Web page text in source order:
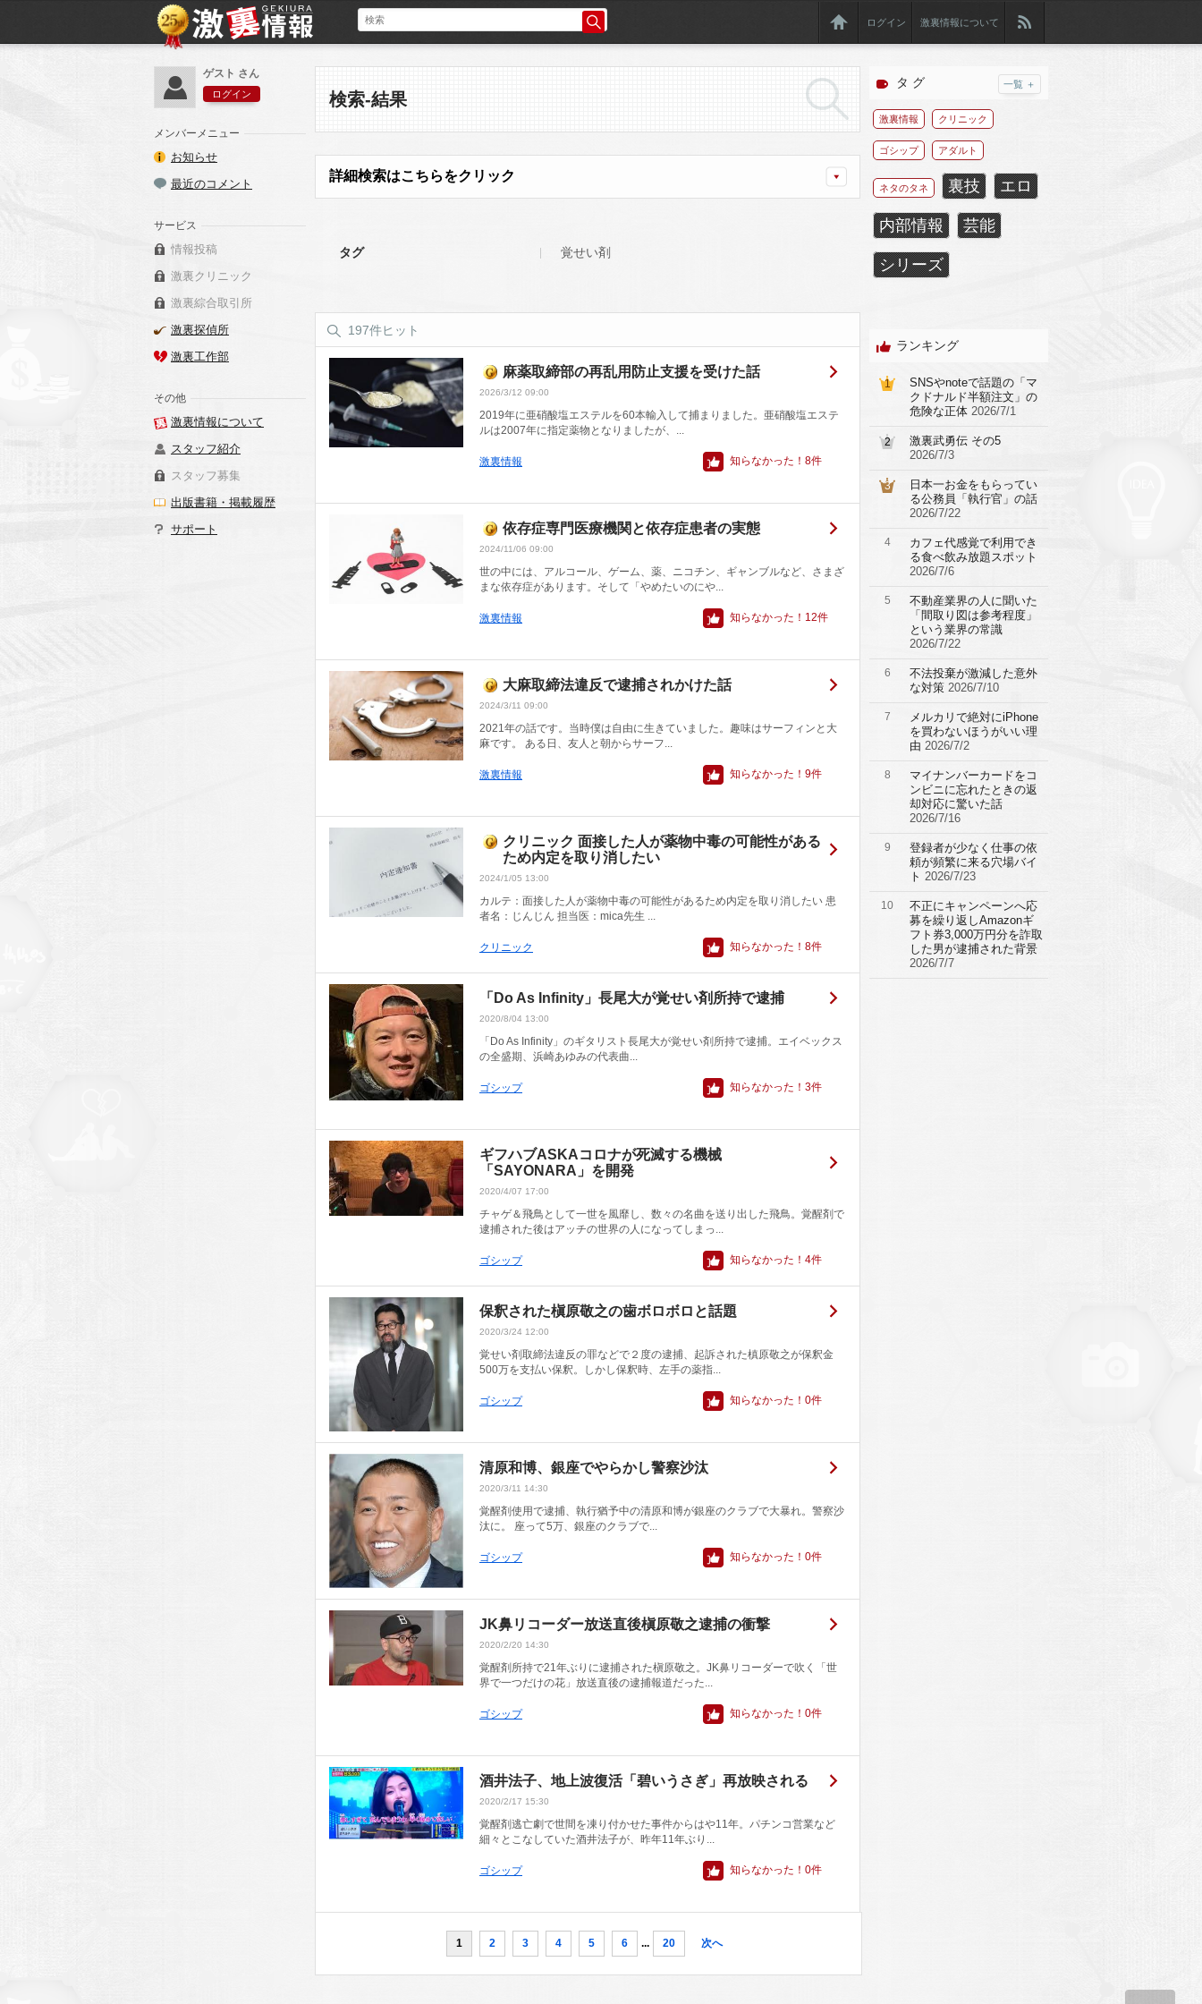
ログイン 激裏情報について
検索-結果
詳細検索はこちらをクリック
タグ 覚せい剤
197件ヒット
麻薬取締部の再乱用防止支援を受けた話
2026/3/12 09:00
2019年に亜硝酸塩エステルを60本輸入して捕まりました。亜硝酸塩エステ
ルは2007年に指定薬物となりましたが、...
激裏情報 知らなかった！ 8件
依存症専門医療機関と依存症患者の実態
2024/11/06 09:00
世の中には、アルコール、ゲーム、薬、ニコチン、ギャンブルなど、さまざ
まな依存症があります。そして「やめたいのにや...
激裏情報 知らなかった！ 12件
大麻取締法違反で逮捕されかけた話
2024/3/11 09:00
2021年の話です。当時僕は自由に生きていました。趣味はサーフィンと大
麻です。 ある日、友人と朝からサーフ...
激裏情報 知らなかった！ 9件
クリニック 面接した人が薬物中毒の可能性がある
ため内定を取り消したい
2024/1/05 13:00
カルテ：面接した人が薬物中毒の可能性があるため内定を取り消したい 患
者名：じんじん 担当医：mica先生 ...
クリニック 知らなかった！ 8件
「Do As Infinity」長尾大が覚せい剤所持で逮捕
2020/8/04 13:00
「Do As Infinity」のギタリスト長尾大が覚せい剤所持で逮捕。エイベックス
の全盛期、浜崎あゆみの代表曲...
ゴシップ 知らなかった！ 3件
ギフハブASKAコロナが死滅する機械
「SAYONARA」を開発
2020/4/07 17:00
チャゲ＆飛鳥として一世を風靡し、数々の名曲を送り出した飛鳥。覚醒剤で
逮捕された後はアッチの世界の人になってしまっ...
ゴシップ 知らなかった！ 4件
保釈された槇原敬之の歯ボロボロと話題
2020/3/24 12:00
覚せい剤取締法違反の罪などで２度の逮捕、起訴された槙原敬之が保釈金
500万を支払い保釈。しかし保釈時、左手の薬指...
ゴシップ 知らなかった！ 0件
清原和博、銀座でやらかし警察沙汰
2020/3/11 14:30
覚醒剤使用で逮捕、執行猶予中の清原和博が銀座のクラブで大暴れ。警察沙
汰に。 座って5万、銀座のクラブで...
ゴシップ 知らなかった！ 0件
JK鼻リコーダー放送直後槇原敬之逮捕の衝撃
2020/2/20 14:30
覚醒剤所持で21年ぶりに逮捕された槇原敬之。JK鼻リコーダーで吹く「世
界で一つだけの花」放送直後の逮捕報道だった...
ゴシップ 知らなかった！ 0件
酒井法子、地上波復活「碧いうさぎ」再放映される
2020/2/17 15:30
覚醒剤逃亡劇で世間を凍り付かせた事件からはや11年。パチンコ営業など
細々とこなしていた酒井法子が、昨年11年ぶり...
ゴシップ 知らなかった！ 0件
1 2 3 4 5 6 ... 20 次へ
ゲスト さん
ログイン
メンバーメニュー
お知らせ
最近のコメント
サービス
情報投稿
激裏クリニック
激裏綜合取引所
激裏探偵所
激裏工作部
その他
激裏情報について
スタッフ紹介
スタッフ募集
出版書籍・掲載履歴
サポート
タ グ 一覧 ＋
激裏情報 クリニック
ゴシップ アダルト
ネタのタネ 裏技 エロ
内部情報 芸能
シリーズ
ランキング
1
SNSやnoteで話題の「マ
クドナルド半額注文」の
危険な正体 2026/7/1
2
激裏武勇伝 その5
2026/7/3
3
日本一お金をもらってい
る公務員「執行官」の話
2026/7/22
4
カフェ代感覚で利用でき
る食べ飲み放題スポット
2026/7/6
5
不動産業界の人に聞いた
「間取り図は参考程度」
という業界の常識
2026/7/22
6
不法投棄が激減した意外
な対策 2026/7/10
7
メルカリで絶対にiPhone
を買わないほうがいい理
由 2026/7/2
8
マイナンバーカードをコ
ンビニに忘れたときの返
却対応に驚いた話
2026/7/16
9
登録者が少なく仕事の依
頼が頻繁に来る穴場バイ
ト 2026/7/23
10
不正にキャンペーンへ応
募を繰り返しAmazonギ
フト券3,000万円分を詐取
した男が逮捕された背景
2026/7/7